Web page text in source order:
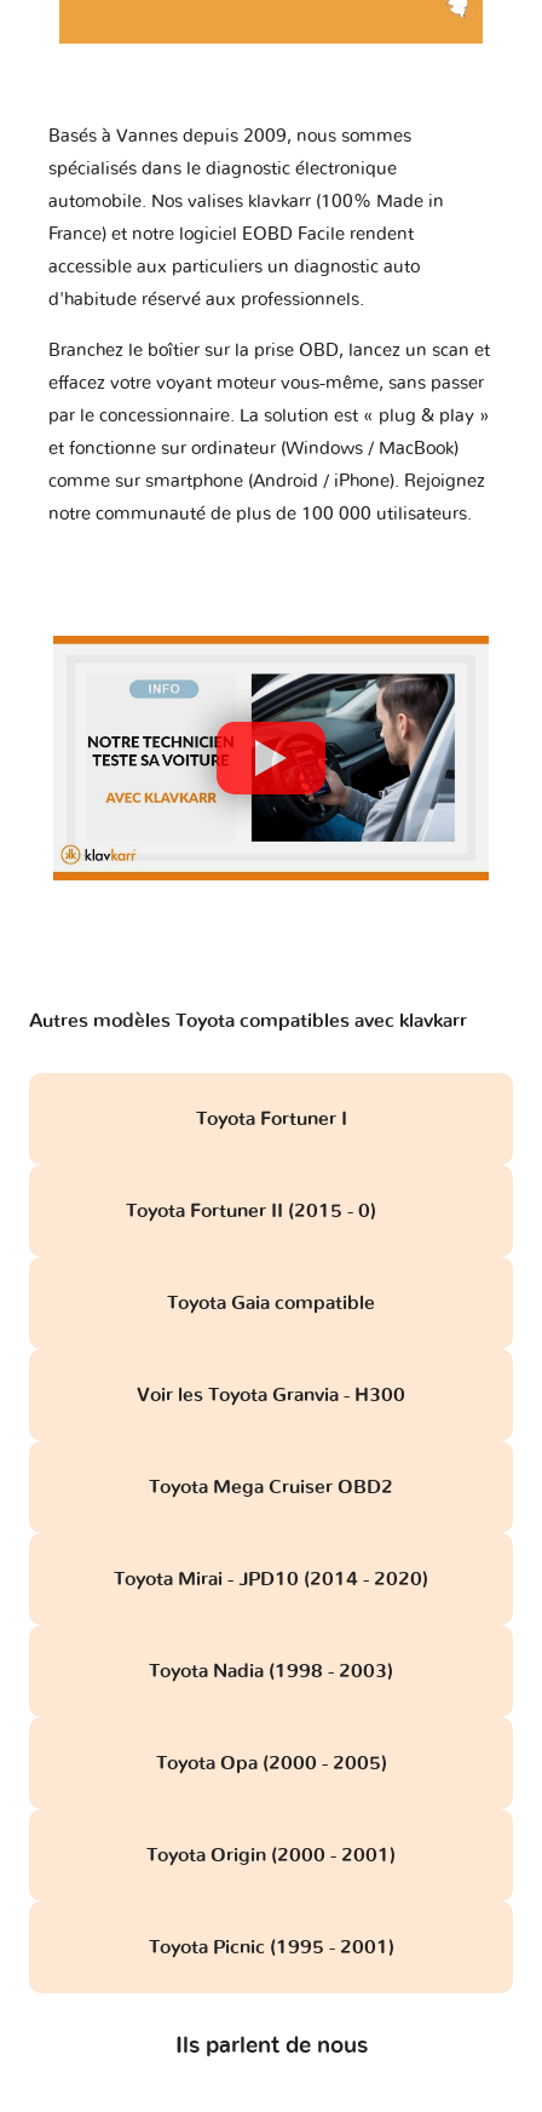
Basés à Vannes depuis 2009, nous sommes
spécialisés dans le diagnostic électronique
automobile. Nos valises klavkarr (100% Made in
France) et notre logiciel EOBD Facile rendent
accessible aux particuliers un diagnostic auto
d'habitude réservé aux professionnels.
Branchez le boîtier sur la prise OBD, lancez un scan et
effacez votre voyant moteur vous-même, sans passer
par le concessionnaire. La solution est « plug & play »
et fonctionne sur ordinateur (Windows / MacBook)
comme sur smartphone (Android / iPhone). Rejoignez
notre communauté de plus de 100 000 utilisateurs.
Autres modèles Toyota compatibles avec klavkarr
Toyota Fortuner I
Toyota Fortuner II (2015 - 0)
Toyota Gaia compatible
Voir les Toyota Granvia - H300
Toyota Mega Cruiser OBD2
Toyota Mirai - JPD10 (2014 - 2020)
Toyota Nadia (1998 - 2003)
Toyota Opa (2000 - 2005)
Toyota Origin (2000 - 2001)
Toyota Picnic (1995 - 2001)
Ils parlent de nous